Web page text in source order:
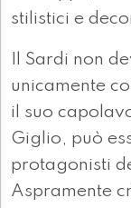
stilistici e
Il Sardi non
unicamente
il suo
Giglio, può
protagonisti
Aspramente